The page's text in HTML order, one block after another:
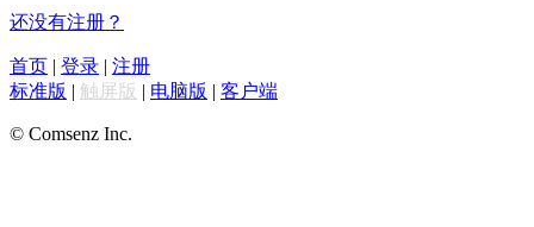
还没有注册？
首页 | 登录 | 注册
标准版 | 触屏版 | 电脑版 | 客户端
© Comsenz Inc.